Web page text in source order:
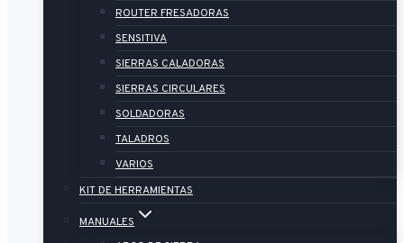
ROUTER FRESADORAS
SENSITIVA
SIERRAS CALADORAS
SIERRAS CIRCULARES
SOLDADORAS
TALADROS
VARIOS
KIT DE HERRAMIENTAS
MANUALES